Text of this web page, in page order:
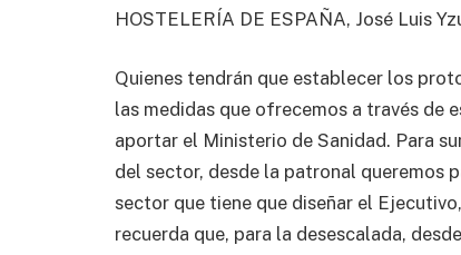
HOSTELERÍA DE ESPAÑA, José Luis
Quienes tendrán que establecer los
las medidas que ofrecemos a través de
aportar el Ministerio de Sanidad. Para
del sector, desde la patronal queremos
sector que tiene que diseñar el
recuerda que, para la desescalada,